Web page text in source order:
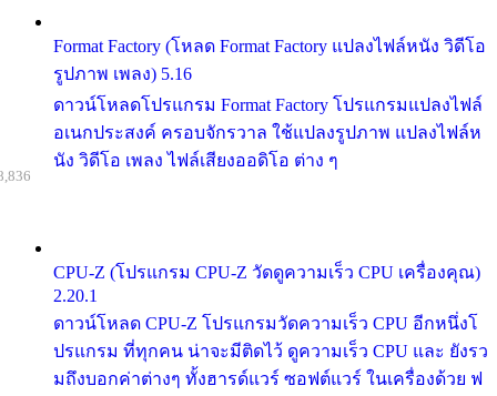
Format Factory (โหลด Format Factory แปลงไฟล์หนัง วิดีโอ
รูปภาพ เพลง) 5.16
ดาวน์โหลดโปรแกรม Format Factory โปรแกรมแปลงไฟล์
อเนกประสงค์ ครอบจักรวาล ใช้แปลงรูปภาพ แปลงไฟล์ห
นัง วิดีโอ เพลง ไฟล์เสียงออดิโอ ต่าง ๆ
CPU-Z (โปรแกรม CPU-Z วัดดูความเร็ว CPU เครื่องคุณ)
2.20.1
ดาวน์โหลด CPU-Z โปรแกรมวัดความเร็ว CPU อีกหนึ่งโ
ปรแกรม ที่ทุกคน น่าจะมีติดไว้ ดูความเร็ว CPU และ ยังรว
มถึงบอกค่าต่างๆ ทั้งฮารด์แวร์ ซอฟต์แวร์ ในเครื่องด้วย ฟ